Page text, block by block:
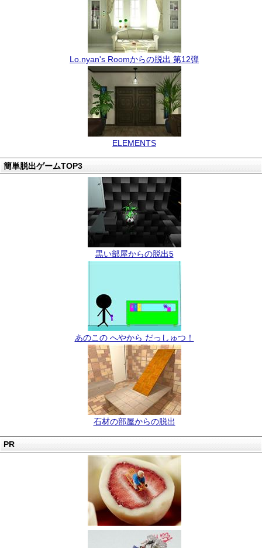
Lo.nyan's Roomからの脱出 第12弾
ELEMENTS
簡単脱出ゲームTOP3
黒い部屋からの脱出5
あのこの へやから だっしゅつ！
石材の部屋からの脱出
PR